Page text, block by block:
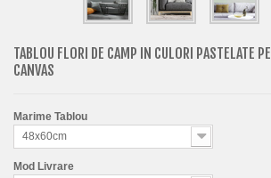
TABLOU FLORI DE CAMP IN CULORI PASTELATE PE
CANVAS
Marime Tablou
48x60cm
Mod Livrare